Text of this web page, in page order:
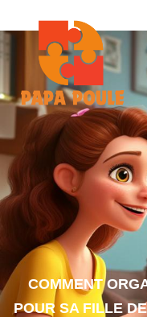
COMMENT
POUR SA FILLE